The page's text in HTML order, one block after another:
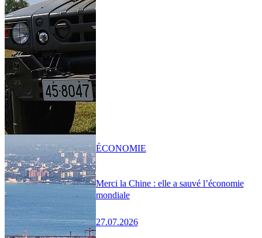
Merci la Chine : elle a sauvé l’économie
mondiale
27.07.2026
ÉCONOMIE